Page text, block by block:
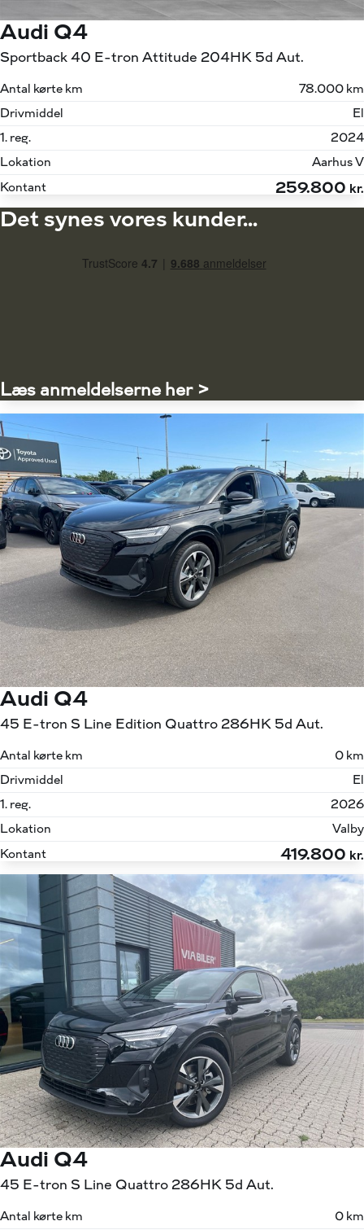
Audi Q4
Sportback 40 E-tron Attitude 204HK 5d Aut.
Antal kørte km
78.000 km
Drivmiddel
El
1. reg.
2024
Lokation
Aarhus V
Kontant
259.800 kr.
Det synes vores kunder...
Læs anmeldelserne her >
Audi Q4
45 E-tron S Line Edition Quattro 286HK 5d Aut.
Antal kørte km
0 km
Drivmiddel
El
1. reg.
2026
Lokation
Valby
Kontant
419.800 kr.
Audi Q4
45 E-tron S Line Quattro 286HK 5d Aut.
Antal kørte km
0 km